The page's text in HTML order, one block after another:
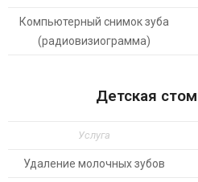
Компьютерный снимок зуба
(радиовизиограмма)
Детская
Услуга
Удаление молочных зубов